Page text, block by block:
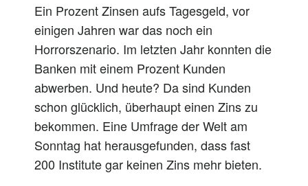
Ein Prozent Zinsen aufs Tagesgeld, vor
einigen Jahren war das noch ein
Horrorszenario. Im letzten Jahr konnten die
Banken mit einem Prozent Kunden
abwerben. Und heute? Da sind Kunden
schon glücklich, überhaupt einen Zins zu
bekommen. Eine Umfrage der Welt am
Sonntag hat herausgefunden, dass fast
200 Institute gar keinen Zins mehr bieten.